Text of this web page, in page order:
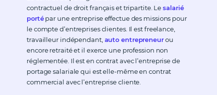
contractuel de droit français et tripartite. Lesalarié
portépar une entreprise effectue des missions pour
le compte d’entreprises clientes. Il est freelance,
travailleur indépendant, auto entrepreneurou
encore retraité et il exerce une profession non
réglementée. Il est en contrat avec l’entreprise de
portage salariale qui est elle-même en contrat
commercial avec l’entreprise cliente.